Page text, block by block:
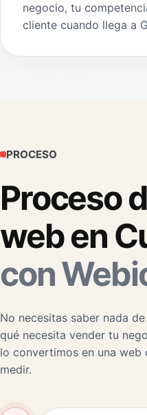
negocio, tu
cliente cuando llega a
PROCESO
Proceso
web en
con
No necesitas saber nada
qué necesita vender tu
lo convertimos en una
medir.